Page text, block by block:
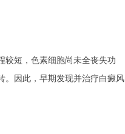
短，色素细胞尚未全丧失功
。因此，早期发现并治疗白癜风